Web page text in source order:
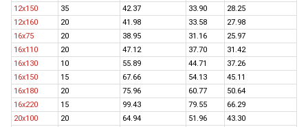
12х150
35 42.37 33.90
28.25
12х160
20 41.98 33.58
27.98
16х75
20 38.95 31.16
25.97
16х110
20 47.12 37.70
31.42
16х130
10 55.89 44.71
37.26
16х150
15 67.66 54.13
45.11
16x180
20 75.96 60.77
50.64
16x220
15 99.43 79.55
66.29
20х100
20 64.94 51.96
43.30